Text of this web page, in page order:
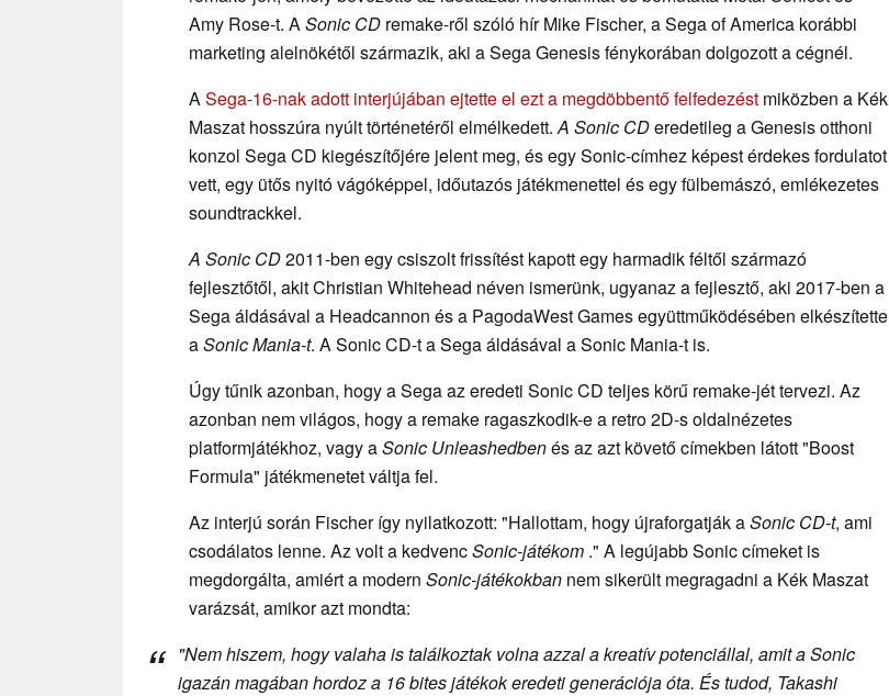
Amy Rose-t. ASonic CD remake-ről szóló hír Mike Fischer, a Sega of America korábbi
marketing alelnökétől származik, aki a Sega Genesis fénykorában dolgozott a cégnél.
ASega-16-nak adott interjújában ejtette el ezt a megdöbbentő felfedezést miközben a Kék
Maszat hosszúra nyúlt történetéről elmélkedett.A Sonic CDeredetileg a Genesis otthoni
konzol Sega CD kiegészítőjére jelent meg, és egy Sonic-címhez képest érdekes fordulatot
vett, egy ütős nyitó vágóképpel, időutazós játékmenettel és egy fülbemászó, emlékezetes
soundtrackkel.
A Sonic CD2011-ben egy csiszolt frissítést kapott egy harmadik féltől származó
fejlesztőtől, akit Christian Whitehead néven ismerünk, ugyanaz a fejlesztő, aki 2017-ben a
Sega áldásával a Headcannon és a PagodaWest Games együttműködésében elkészítette
aSonic Mania-t. A Sonic CD-t a Sega áldásával a Sonic Mania-t is.
Úgy tűnik azonban, hogy a Sega az eredeti Sonic CD teljes körű remake-jét tervezi. Az
azonban nem világos, hogy a remake ragaszkodik-e a retro 2D-s oldalnézetes
platformjátékhoz, vagy aSonic Unleashedbenés az azt követő címekben látott "Boost
Formula" játékmenetet váltja fel.
Az interjú során Fischer így nyilatkozott: "Hallottam, hogy újraforgatják aSonic CD-t, ami
csodálatos lenne. Az volt a kedvencSonic-játékom ." A legújabb Sonic címeket is
megdorgálta, amiért a modern Sonic-játékokban nem sikerült megragadni a Kék Maszat
varázsát, amikor azt mondta:
"Nem hiszem, hogy valaha is találkoztak volna azzal a kreatív potenciállal, amit aSonic
igazán magában hordoz a 16 bites játékok eredeti generációja óta. És tudod, Takashi